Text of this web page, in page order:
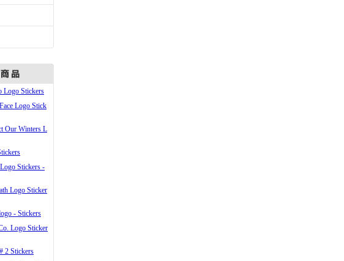
Logo Stickers
Logo Stick
Our Winters L
Stickers -
Logo Sticker
- Stickers
Logo Sticker
2 Stickers